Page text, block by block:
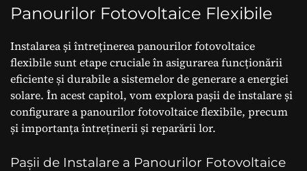
Panourilor Fotovoltaice Flexibile
Instalarea și întreținerea panourilor fotovoltaice
flexibile sunt etape cruciale în asigurarea funcționării
eficiente și durabile a sistemelor de generare a energiei
solare. În acest capitol, vom explora pașii de instalare și
configurare a panourilor fotovoltaice flexibile, precum
și importanța întreținerii și reparării lor.
Pașii de Instalare a Panourilor Fotovoltaice